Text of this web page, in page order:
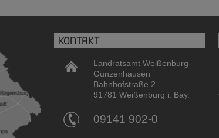
KONTAKT
Landratsamt Weißenburg-
Gunzenhausen
Bahnhofstraße 2
91781 Weißenburg i. Bay.
09141 902-0